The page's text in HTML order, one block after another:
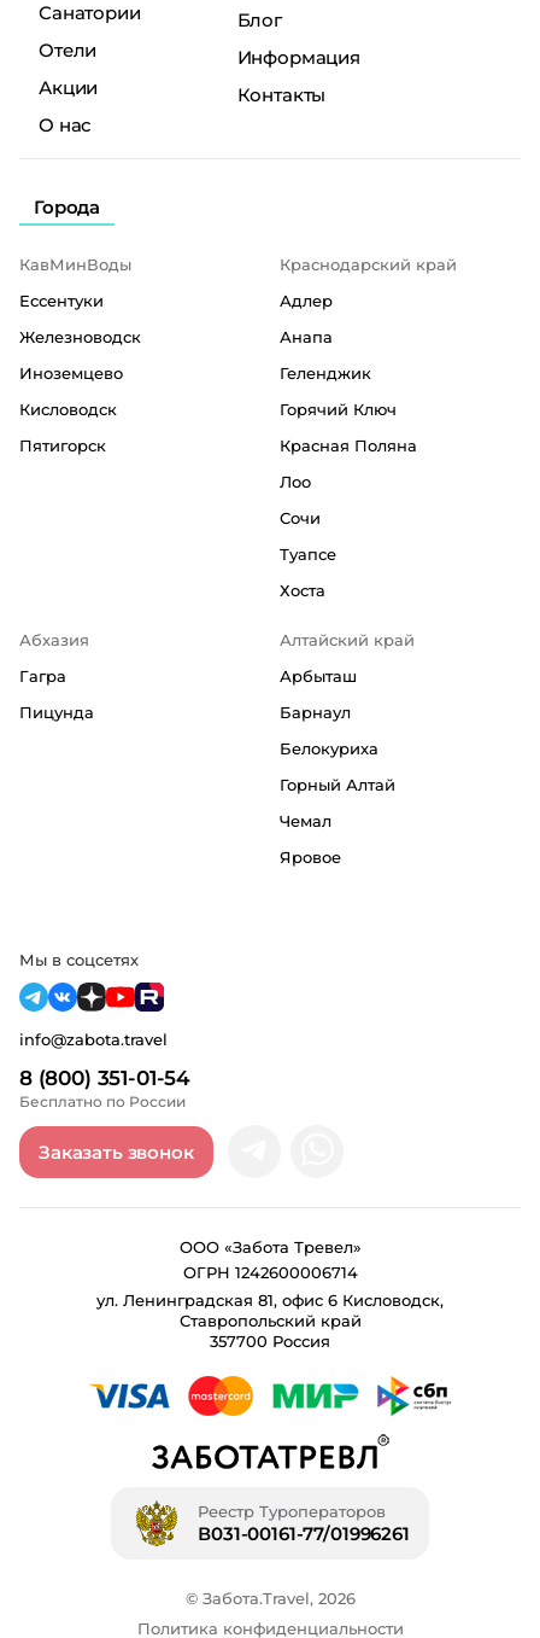
Санатории
Отели
Акции
О нас
Блог
Информация
Контакты
Города
КавМинВоды
Ессентуки
Железноводск
Иноземцево
Кисловодск
Пятигорск
Краснодарский край
Адлер
Анапа
Геленджик
Горячий Ключ
Красная Поляна
Лоо
Сочи
Туапсе
Хоста
Абхазия
Гагра
Пицунда
Алтайский край
Арбыташ
Барнаул
Белокуриха
Горный Алтай
Чемал
Яровое
8 (800) 351-01-54
Бесплатно по России
info@zabota.travel
Заказать звонок
Мы в соцсетях
ООО «Забота Тревел»
ОГРН 1242600006714
ул. Ленинградская 81, офис 6 Кисловодск,
Ставропольский край
357700 Россия
Реестр Туроператоров
В031-00161-77/01996261
© Забота.Travel, 2026
Политика конфиденциальности